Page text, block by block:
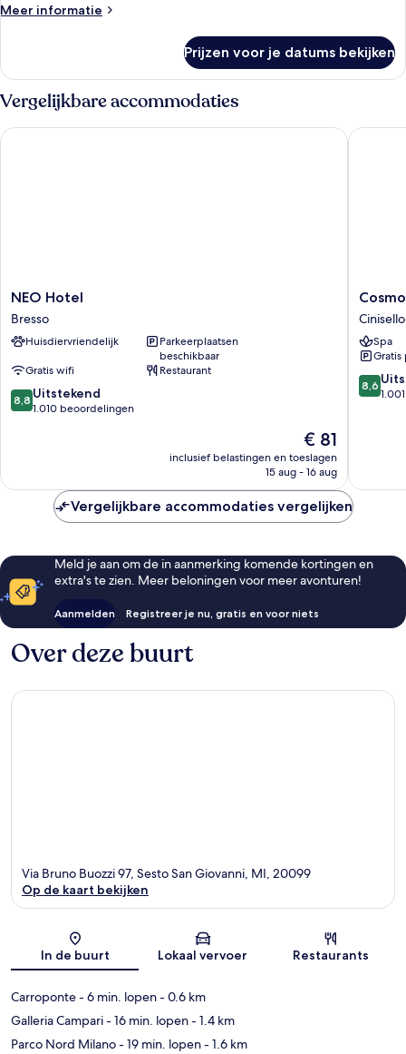
Meer informatie
Meer
vierpersoonskamer
Prijzen voor je datums bekijken
Vergelijkbare accommodaties
NEO
Hotel
Bresso
NEO Hotel
Bresso
Huisdiervriendelijk
Parkeerplaatsen
beschikbaar
Gratis wifi
Restaurant
8.8
van
8,8 Uitstekend
1.010 beoordelingen
De
prijs
is
€ 81
inclusief belastingen en toeslagen
15 aug - 16 aug
NEO Hotel
Cosmo
Hotel
Palace
Cinisello
Balsamo
Spa
Gratis
8.6
van
8,6
Cosmo
Vergelijkbare accommodaties vergelijken
Meld je aan om de in aanmerking komende kortingen en
extra's te zien. Meer beloningen voor meer avonturen!
Aanmelden Registreer je nu, gratis en voor niets
Over deze buurt
Kaart
Via Bruno Buozzi 97, Sesto San Giovanni, MI, 20099
Op de kaart bekijken
In de buurt Lokaal vervoer Restaurants
Carroponte- 6 min. lopen- 0.6 km
Galleria Campari- 16 min. lopen- 1.4 km
Parco Nord Milano- 19 min. lopen- 1.6 km